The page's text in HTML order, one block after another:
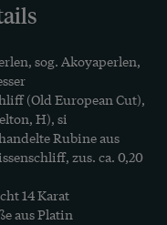
sog. Akoyaperlen,
(Old European Cut),
H), si
Rubine aus
zus. ca. 0,20
14 Karat
aus Platin